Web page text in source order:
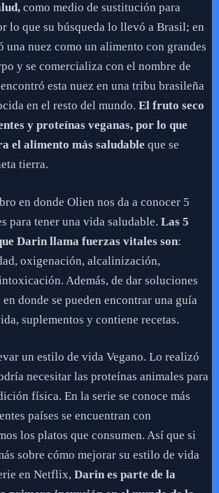
como medio de sustitución para
lo que su búsqueda lo llevó a Brasil; en
una nuez como un alimento con grandes
y se comercializa con el nombre de
esta nuez en una tribu brasileña
en el resto del mundo. El fruto seco
y proteínas veganas, por lo que
el alimento más saludable que se
tierra.
en donde Olien nos da a conocer 5
para tener una vida saludable. Las 5
Darin llama fuerzas vitales son:
oxigenación, alcalinización,
Además, de dar soluciones
donde se pueden encontrar una guía
suplementos y contiene recetas.
un estilo de vida Vegano. Lo realizó
necesitar las proteínas animales para
física. En la serie se conoce más
países se encuentran con
los platos que consumen. Así que si
sobre cómo mejorar su estilo de vida
en Netflix, Darin es parte de la